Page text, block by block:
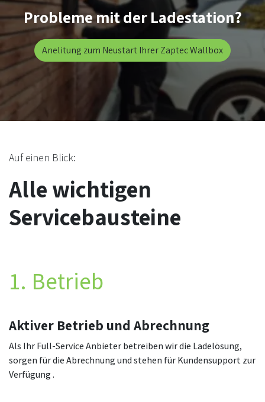
Probleme mit der Ladestation?
Anelitung zum Neustart Ihrer Zaptec Wallbox
Auf einen Blick:
Alle wichtigen
Servicebausteine
1. Betrieb
Aktiver Betrieb und Abrechnung
Als Ihr Full-Service Anbieter betreiben wir die Ladelösung,
sorgen für die Abrechnung und stehen für Kundensupport zur
Verfügung .